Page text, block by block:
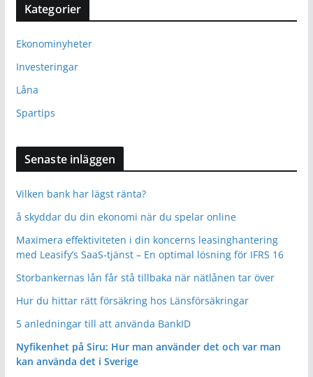
Kategorier
Ekonominyheter
Investeringar
Låna
Spartips
Senaste inläggen
Vilken bank har lägst ränta?
å skyddar du din ekonomi när du spelar online
Maximera effektiviteten i din koncerns leasinghantering
med Leasify’s SaaS-tjänst – En optimal lösning för IFRS 16
Storbankernas lån får stå tillbaka när nätlånen tar över
Hur du hittar rätt försäkring hos Länsförsäkringar
5 anledningar till att använda BankID
Nyfikenhet på Siru: Hur man använder det och var man
kan använda det i Sverige